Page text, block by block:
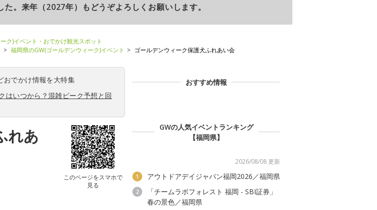
。来年（2027年）もどうぞよろしくお願いします。
ク)イベント・おでかけ観光スポット
福岡県のGW(ゴールデンウィーク)イベント ゴールデンウィーク保護犬ふれあい会
おでかけ情報を大特集
はいつから？混雑ピーク予想と回
れあ
このページをスマホで
見る
おすすめ情報
GWの人気イベントランキング
【福岡県】
2026/08/08 更新
1 アウトドアデイジャパン福岡2026／福岡県
2
「チームラボフォレスト 福岡 - SBI証券」
春の景色／福岡県